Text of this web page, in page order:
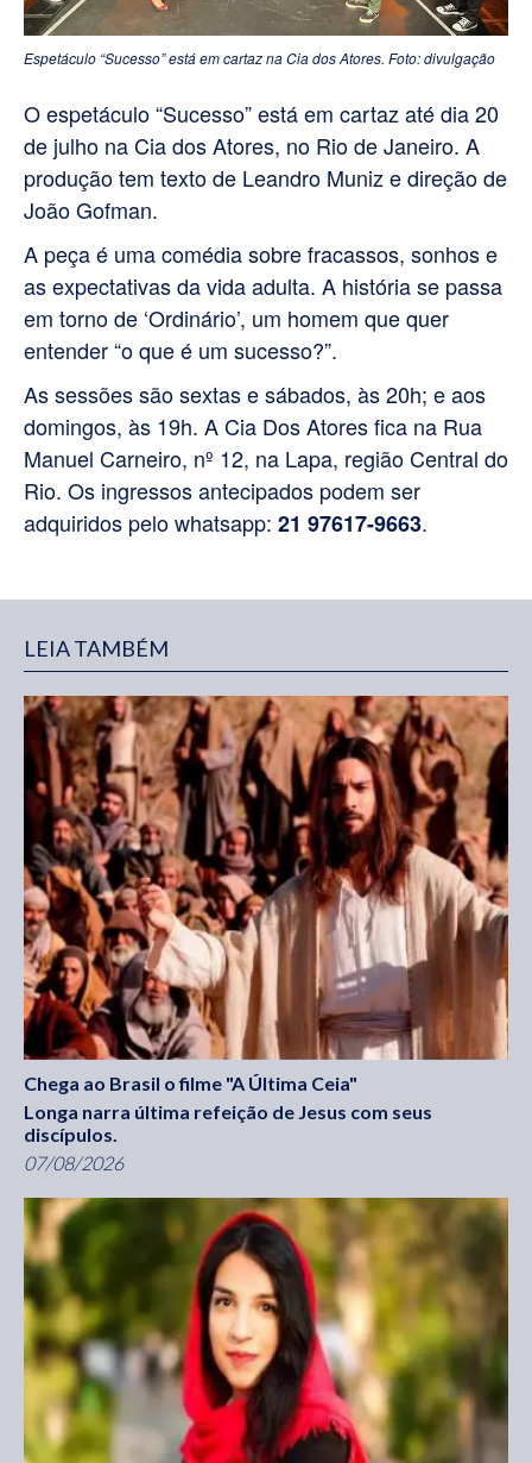
Espetáculo “Sucesso” está em cartaz na Cia dos Atores. Foto: divulgação
O espetáculo “Sucesso” está em cartaz até dia 20
de julho na Cia dos Atores, no Rio de Janeiro. A
produção tem texto de Leandro Muniz e direção de
João Gofman.
A peça é uma comédia sobre fracassos, sonhos e
as expectativas da vida adulta. A história se passa
em torno de ‘Ordinário’, um homem que quer
entender “o que é um sucesso?”.
As sessões são sextas e sábados, às 20h; e aos
domingos, às 19h. A Cia Dos Atores fica na Rua
Manuel Carneiro, nº 12, na Lapa, região Central do
Rio. Os ingressos antecipados podem ser
adquiridos pelo whatsapp: 21 97617-9663.
LEIA TAMBÉM
Chega ao Brasil o filme "A Última Ceia"
Longa narra última refeição de Jesus com seus
discípulos.
07/08/2026